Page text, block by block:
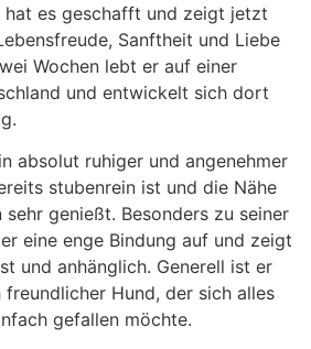
hat es geschafft und zeigt jetzt
Sanftheit und Liebe
Wochen lebt er auf einer
und entwickelt sich dort
absolut ruhiger und angenehmer
stubenrein ist und die Nähe
sehr genießt. Besonders zu seiner
eine enge Bindung auf und zeigt
und anhänglich. Generell ist er
Hund, der sich alles
gefallen möchte.